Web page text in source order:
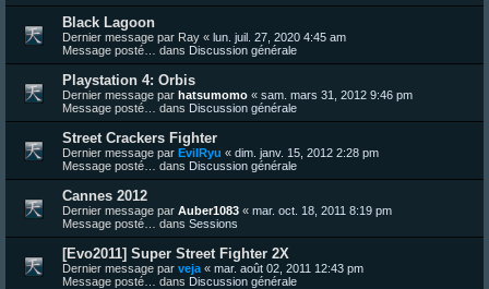
Black Lagoon
Dernier message par Ray « lun. juil. 27, 2020 4:45 am
Message posté… dans Discussion générale
Playstation 4: Orbis
Dernier message par hatsumomo « sam. mars 31, 2012 9:46 pm
Message posté… dans Discussion générale
Street Crackers Fighter
Dernier message par EvilRyu « dim. janv. 15, 2012 2:28 pm
Message posté… dans Discussion générale
Cannes 2012
Dernier message par Auber1083 « mar. oct. 18, 2011 8:19 pm
Message posté… dans Sessions
[Evo2011] Super Street Fighter 2X
Dernier message par veja « mar. août 02, 2011 12:43 pm
Message posté… dans Discussion générale